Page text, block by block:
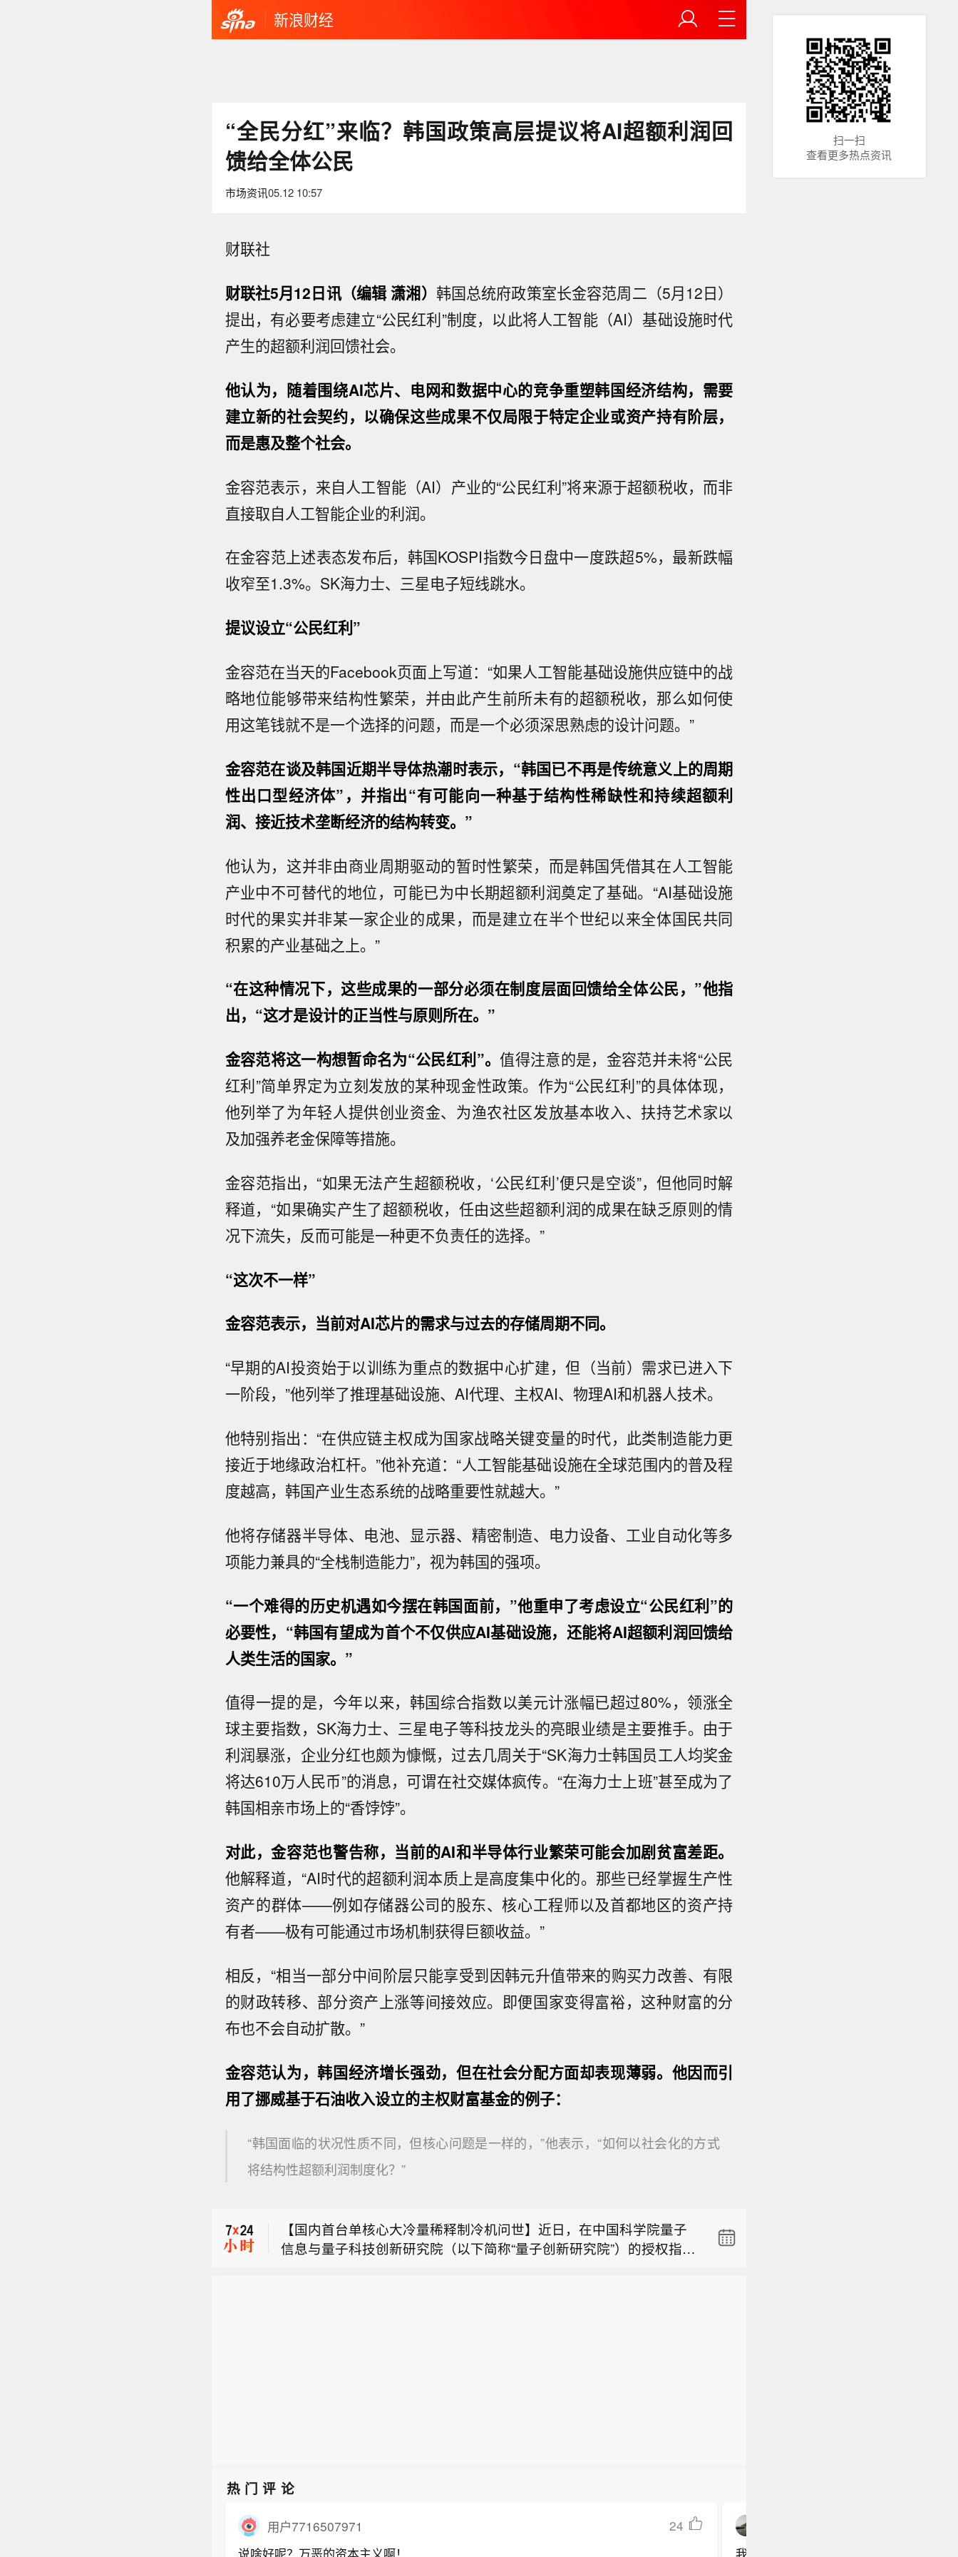
新浪财经
“全民分红”来临？韩国政策高层提议将AI超额利润回
馈给全体公民
市场资讯05.12 10:57
财联社
财联社5月12日讯（编辑 潇湘） 韩国总统府政策室长金容范周二（5月12日）
提出，有必要考虑建立“公民红利”制度，以此将人工智能（AI）基础设施时代
产生的超额利润回馈社会。
他认为，随着围绕AI芯片、电网和数据中心的竞争重塑韩国经济结构，需要
建立新的社会契约，以确保这些成果不仅局限于特定企业或资产持有阶层，
而是惠及整个社会。
金容范表示，来自人工智能（AI）产业的“公民红利”将来源于超额税收，而非
直接取自人工智能企业的利润。
在金容范上述表态发布后，韩国KOSPI指数今日盘中一度跌超5%，最新跌幅
收窄至1.3%。SK海力士、三星电子短线跳水。
提议设立“公民红利”
金容范在当天的Facebook页面上写道：“如果人工智能基础设施供应链中的战
略地位能够带来结构性繁荣，并由此产生前所未有的超额税收，那么如何使
用这笔钱就不是一个选择的问题，而是一个必须深思熟虑的设计问题。”
金容范在谈及韩国近期半导体热潮时表示，“韩国已不再是传统意义上的周期
性出口型经济体”，并指出“有可能向一种基于结构性稀缺性和持续超额利
润、接近技术垄断经济的结构转变。”
他认为，这并非由商业周期驱动的暂时性繁荣，而是韩国凭借其在人工智能
产业中不可替代的地位，可能已为中长期超额利润奠定了基础。“AI基础设施
时代的果实并非某一家企业的成果，而是建立在半个世纪以来全体国民共同
积累的产业基础之上。”
“在这种情况下，这些成果的一部分必须在制度层面回馈给全体公民，”他指
出，“这才是设计的正当性与原则所在。”
金容范将这一构想暂命名为“公民红利”。值得注意的是，金容范并未将“公民
红利”简单界定为立刻发放的某种现金性政策。作为“公民红利”的具体体现，
他列举了为年轻人提供创业资金、为渔农社区发放基本收入、扶持艺术家以
及加强养老金保障等措施。
金容范指出，“如果无法产生超额税收，‘公民红利’便只是空谈”，但他同时解
释道，“如果确实产生了超额税收，任由这些超额利润的成果在缺乏原则的情
况下流失，反而可能是一种更不负责任的选择。”
“这次不一样”
金容范表示，当前对AI芯片的需求与过去的存储周期不同。
“早期的AI投资始于以训练为重点的数据中心扩建，但（当前）需求已进入下
一阶段，”他列举了推理基础设施、AI代理、主权AI、物理AI和机器人技术。
他特别指出：“在供应链主权成为国家战略关键变量的时代，此类制造能力更
接近于地缘政治杠杆。”他补充道：“人工智能基础设施在全球范围内的普及程
度越高，韩国产业生态系统的战略重要性就越大。”
他将存储器半导体、电池、显示器、精密制造、电力设备、工业自动化等多
项能力兼具的“全栈制造能力”，视为韩国的强项。
“一个难得的历史机遇如今摆在韩国面前，”他重申了考虑设立“公民红利”的
必要性，“韩国有望成为首个不仅供应AI基础设施，还能将AI超额利润回馈给
人类生活的国家。”
值得一提的是，今年以来，韩国综合指数以美元计涨幅已超过80%，领涨全
球主要指数，SK海力士、三星电子等科技龙头的亮眼业绩是主要推手。由于
利润暴涨，企业分红也颇为慷慨，过去几周关于“SK海力士韩国员工人均奖金
将达610万人民币”的消息，可谓在社交媒体疯传。“在海力士上班”甚至成为了
韩国相亲市场上的“香饽饽”。
对此，金容范也警告称，当前的AI和半导体行业繁荣可能会加剧贫富差距。
他解释道，“AI时代的超额利润本质上是高度集中化的。那些已经掌握生产性
资产的群体——例如存储器公司的股东、核心工程师以及首都地区的资产持
有者——极有可能通过市场机制获得巨额收益。”
相反，“相当一部分中间阶层只能享受到因韩元升值带来的购买力改善、有限
的财政转移、部分资产上涨等间接效应。即便国家变得富裕，这种财富的分
布也不会自动扩散。”
金容范认为，韩国经济增长强劲，但在社会分配方面却表现薄弱。他因而引
用了挪威基于石油收入设立的主权财富基金的例子：
“韩国面临的状况性质不同，但核心问题是一样的，”他表示，“如何以社会化的方式
将结构性超额利润制度化？”
日本能源巨头ENEOS首席财务官表示：伊朗战争结束后，我们需要中
长期内扩大石油储备，并实现原油采购来源多元化。
【国内首台单核心大冷量稀释制冷机问世】近日，在中国科学院量子
信息与量子科技创新研究院（以下简称“量子创新研究院”）的授权指导
热门评论
用户7716507971
24
说啥好呢？万恶的资本主义啊！
我不同意！这样会让韩国普通平民和底
扫一扫
查看更多热点资讯